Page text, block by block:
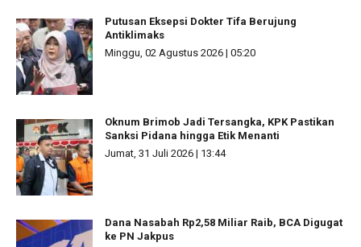
Putusan Eksepsi Dokter Tifa Berujung
Antiklimaks
Minggu, 02 Agustus 2026 | 05:20
Oknum Brimob Jadi Tersangka, KPK Pastikan
Sanksi Pidana hingga Etik Menanti
Jumat, 31 Juli 2026 | 13:44
Dana Nasabah Rp2,58 Miliar Raib, BCA Digugat
ke PN Jakpus